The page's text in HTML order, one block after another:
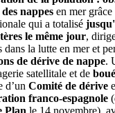
nappes en mer
qui a totalisé
le même jour,
dans la lutte en mer et
de dérive de nappe.
satellitale et de
d’un Comité de dérive
franco-espagnole